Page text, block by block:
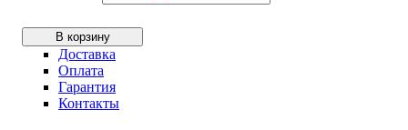
В корзину
Доставка
Оплата
Гарантия
Контакты